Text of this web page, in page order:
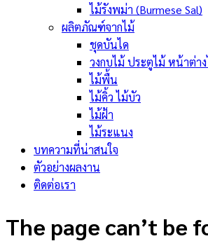
ไม้รังพม่า (Burmese Sal)
ผลิตภัณฑ์จากไม้
ชุดบันได
วงกบไม้ ประตูไม้ หน้าต่า
ไม้พื้น
ไม้คิ้ว ไม้บัว
ไม้ฝ้า
ไม้ระแนง
บทความที่น่าสนใจ
ตัวอย่างผลงาน
ติดต่อเรา
The page can’t be